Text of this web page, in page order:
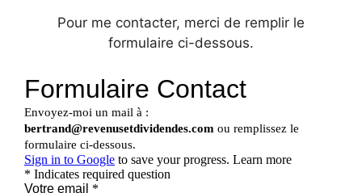
Pour me contacter, merci de remplir le
formulaire ci-dessous.